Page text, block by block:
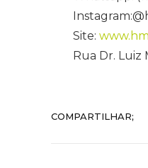
Site:
Rua Dr. Luiz
COMPARTILHAR;